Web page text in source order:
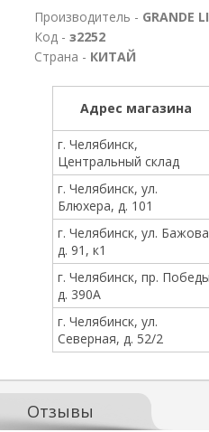
Производитель - GRANDE
Код - з2252
Страна - КИТАЙ
Адрес магазина
г. Челябинск,
Центральный склад
г. Челябинск, ул.
Блюхера, д. 101
г. Челябинск, ул.
д. 91, к1
г. Челябинск, пр.
д. 390А
г. Челябинск, ул.
Северная, д. 52/2
Отзывы